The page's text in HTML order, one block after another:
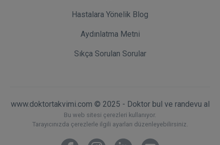
Hastalara Yönelik Blog
Aydınlatma Metni
Sıkça Sorulan Sorular
www.doktortakvimi.com © 2025 - Doktor bul ve randevu al
Bu web sitesi çerezleri kullanıyor.
Tarayıcınızda çerezlerle ilgili ayarları düzenleyebilirsiniz.